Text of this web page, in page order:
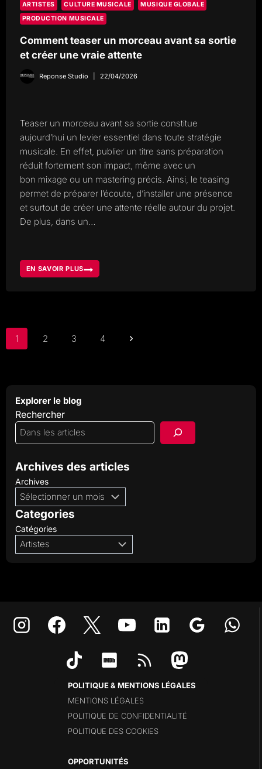
ARTISTES CULTURE MUSICALE
MUSIQUE GLOBALE
PRODUCTION MUSICALE
Comment teaser un morceau avant sa sortie
et créer une vraie attente
Reponse Studio 22/04/2026
Teaser un morceau avant sa sortie constitue
aujourd’hui un levier essentiel dans toute stratégie
musicale. En effet, publier un titre sans préparation
réduit fortement son impact, même avec un
bon mixage ou un mastering précis. Ainsi, le teasing
permet de préparer l’écoute, d’installer une présence
et surtout de créer une attente réelle autour du projet.
De plus, dans un…
EN SAVOIR PLUS
COMMENT
TEASER
UNE
VRAIE
ATTENTE
Navigation
de
1 2 3 4
Page
Explorer le blog
Rechercher
Archives des articles
Archives
Categories
Catégories
POLITIQUE & MENTIONS LÉGALES
MENTIONS LÉGALES
POLITIQUE DE CONFIDENTIALITÉ
POLITIQUE DES COOKIES
OPPORTUNITÉS